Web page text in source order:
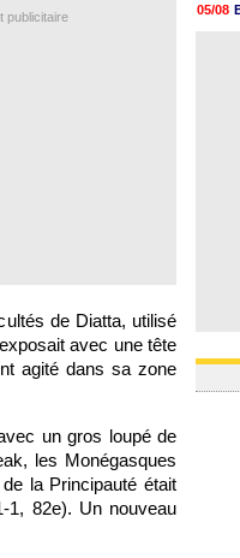
publicitaire
de Diatta, utilisé
avec une tête
agité dans sa zone
un gros loupé de
les Monégasques
la Principauté était
1, 82e). Un nouveau
05/08